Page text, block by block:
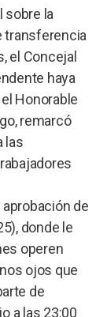
sobre la
transferencia
el Concejal
haya
Honorable
remarcó
las
aprobación de
donde le
operen
ojos que
de
a las 23:00